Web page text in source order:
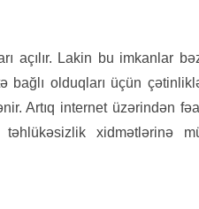
açılır. Lakin bu imkanlar
olduqları üçün
Artıq internet üzərindən
xidmətlərinə